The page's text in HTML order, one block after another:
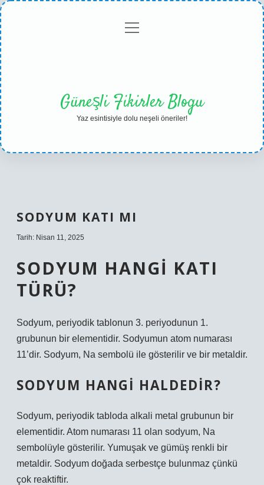
Gizlilikmenüyü
Güneşli Fikirler Blogu
Yaz esintisiyle dolu neşeli öneriler!
SODYUM KATI MI
Tarih: Nisan 11, 2025
SODYUM HANGI KATI
TÜRÜ?
Sodyum, periyodik tablonun 3. periyodunun 1.
grubunun bir elementidir. Sodyumun atom numarası
11’dir. Sodyum, Na sembolü ile gösterilir ve bir metaldir.
SODYUM HANGI HALDEDIR?
Sodyum, periyodik tabloda alkali metal grubunun bir
elementidir. Atom numarası 11 olan sodyum, Na
sembolüyle gösterilir. Yumuşak ve gümüş renkli bir
metaldir. Sodyum doğada serbestçe bulunmaz çünkü
çok reaktiftir.